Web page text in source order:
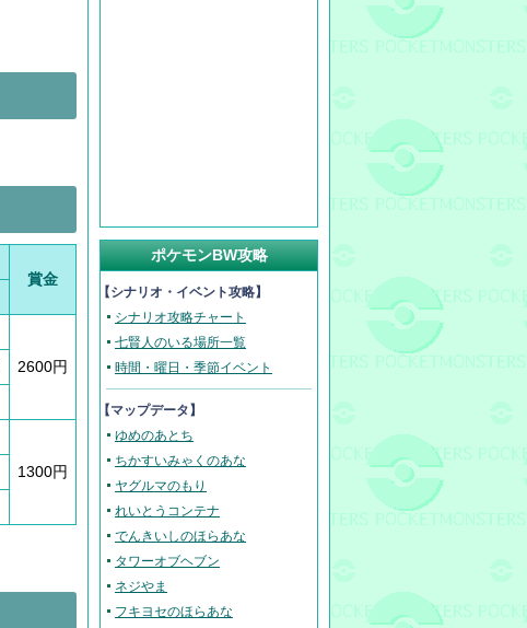
賞金
2600円
1300円
ポケモンBW攻略
【シナリオ・イベント攻略】
シナリオ攻略チャート
七賢人のいる場所一覧
時間・曜日・季節イベント
【マップデータ】
ゆめのあとち
ちかすいみゃくのあな
ヤグルマのもり
れいとうコンテナ
でんきいしのほらあな
タワーオブヘブン
ネジやま
フキヨセのほらあな